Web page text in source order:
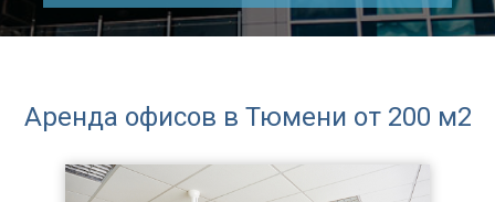
Аренда офисов в Тюмени от 200 м2